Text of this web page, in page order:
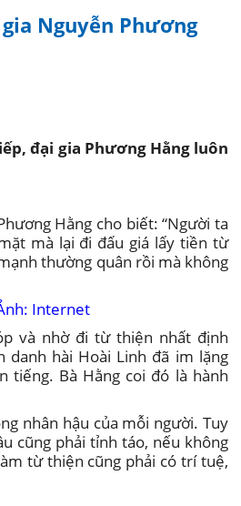
Nguyễn Phương
đại gia Phương Hằng luôn
Hằng cho biết: “Người ta
mà lại đi đấu giá lấy tiền từ
thường quân rồi mà không
Internet
và nhờ đi từ thiện nhất định
danh hài Hoài Linh đã im lặng
tiếng. Bà Hằng coi đó là hành
nhân hậu của mỗi người. Tuy
cũng phải tỉnh táo, nếu không
từ thiện cũng phải có trí tuệ,